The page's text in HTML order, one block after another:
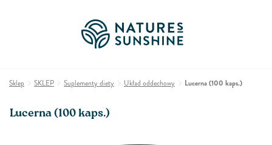
Sklep SKLEP Suplementy diety Układ oddechowy Lucerna (100 kaps.)
Lucerna (100 kaps.)